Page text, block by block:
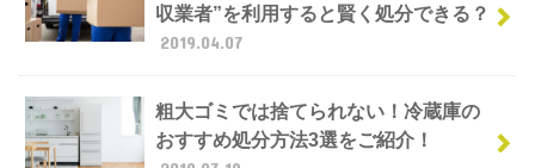
収業者”を利用すると賢く処分できる？
2019.04.07
粗大ゴミでは捨てられない！冷蔵庫の
おすすめ処分方法3選をご紹介！